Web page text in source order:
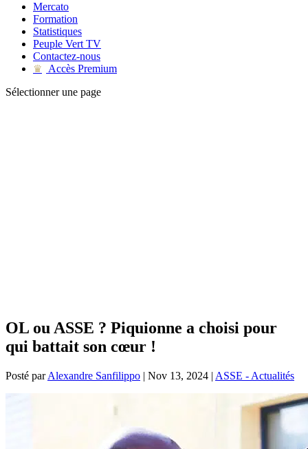
Mercato
Formation
Statistiques
Peuple Vert TV
Contactez-nous
♛
Accès Premium
Sélectionner une page
OL ou ASSE ? Piquionne a choisi pour
qui battait son cœur !
Posté parAlexandre Sanfilippo | Nov 13, 2024 | ASSE - Actualités